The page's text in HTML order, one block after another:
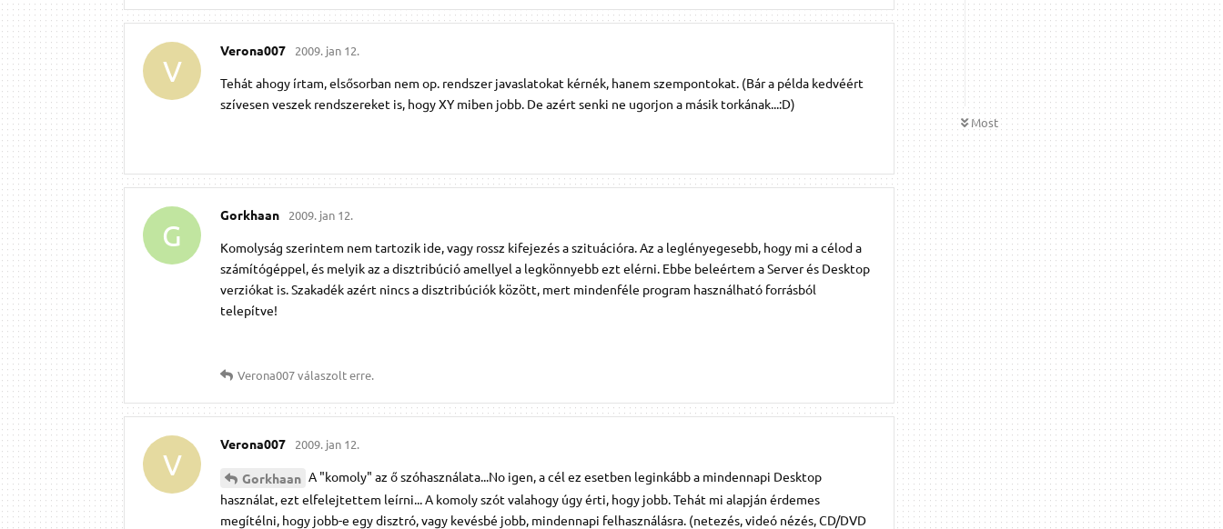
Most
V
Verona007 2009. jan 12.
Tehát ahogy írtam, elsősorban nem op. rendszer javaslatokat kérnék, hanem szempontokat. (Bár a példa kedvéért
szívesen veszek rendszereket is, hogy XY miben jobb. De azért senki ne ugorjon a másik torkának...:D)
G
Gorkhaan 2009. jan 12.
Komolyság szerintem nem tartozik ide, vagy rossz kifejezés a szituációra. Az a leglényegesebb, hogy mi a célod a
számítógéppel, és melyik az a disztribúció amellyel a legkönnyebb ezt elérni. Ebbe beleértem a Server és Desktop
verziókat is. Szakadék azért nincs a disztribúciók között, mert mindenféle program használható forrásból
telepítve!
Verona007válaszolt erre.
V
Verona007 2009. jan 12.
Gorkhaan A "komoly" az ő szóhasználata...No igen, a cél ez esetben leginkább a mindennapi Desktop
használat, ezt elfelejtettem leírni... A komoly szót valahogy úgy érti, hogy jobb. Tehát mi alapján érdemes
megítélni, hogy jobb-e egy disztró, vagy kevésbé jobb, mindennapi felhasználásra. (netezés, videó nézés, CD/DVD